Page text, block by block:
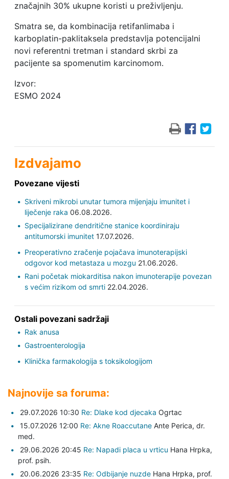
značajnih 30% ukupne koristi u preživljenju.
Smatra se, da kombinacija retifanlimaba i
karboplatin-paklitaksela predstavlja potencijalni
novi referentni tretman i standard skrbi za
pacijente sa spomenutim karcinomom.
Izvor:
ESMO 2024
Izdvajamo
Povezane vijesti
Skriveni mikrobi unutar tumora mijenjaju imunitet i
liječenje raka 06.08.2026.
Specijalizirane dendritične stanice koordiniraju
antitumorski imunitet17.07.2026.
Preoperativno zračenje pojačava imunoterapijski
odgovor kod metastaza u mozgu 21.06.2026.
Rani početak miokarditisa nakon imunoterapije povezan
s većim rizikom od smrti22.04.2026.
Ostali povezani sadržaji
Rak anusa
Gastroenterologija
Klinička farmakologija s toksikologijom
Najnovije sa foruma:
29.07.2026 10:30 Re: Dlake kod djecaka Ogrtac
15.07.2026 12:00 Re: Akne Roaccutane Ante Perica, dr.
med.
29.06.2026 20:45 Re: Napadi placa u vrticu Hana Hrpka,
prof. psih.
20.06.2026 23:35 Re: Odbijanje nuzde Hana Hrpka, prof.